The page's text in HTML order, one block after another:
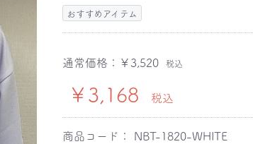
おすすめアイテム
通常価格： ￥3,520 税込
￥3,168 税込
商品コード： NBT-1820-WHITE